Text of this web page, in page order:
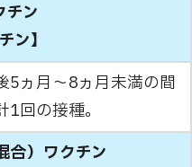
チン
ン】
5ヵ月～8ヵ月未満の間
1回の接種。
合）ワクチン